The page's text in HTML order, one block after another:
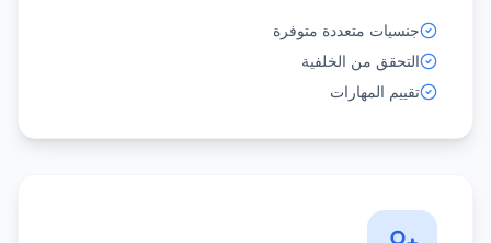
جنسيات متعددة متوفرة
التحقق من الخلفية
تقييم المهارات